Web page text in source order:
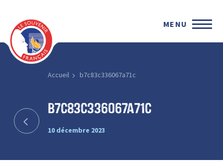
MENU
Accueil b7c83c336067a71c
b7c83c336067a71c
10 décembre 2023